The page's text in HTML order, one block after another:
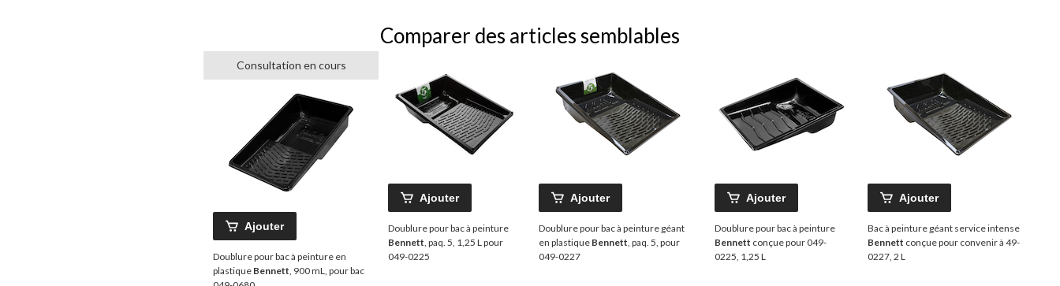
Comparer des articles semblables
Consultation en cours
Ajouter
Doublure pour bac à peinture en
plastique Bennett , 900 mL, pour bac
Ajouter
Doublure pour bac à peinture
Bennett , paq. 5, 1,25 L pour
049-0225
Ajouter
Doublure pour bac à peinture géant
en plastique Bennett , paq. 5, pour
049-0227
Ajouter
Doublure pour bac à peinture
Bennett conçue pour 049-
0225, 1,25 L
Ajouter
Bac à peinture géant service intense
Bennett conçue pour convenir à 49-
0227, 2 L